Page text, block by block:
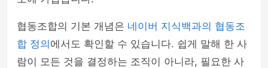
협동조합의 기본 개념은 네이버 지식백과의 협동조
합 정의 에서도 확인할 수 있습니다. 쉽게 말해 한 사
람이 모든 것을 결정하는 조직이 아니라, 필요한 사